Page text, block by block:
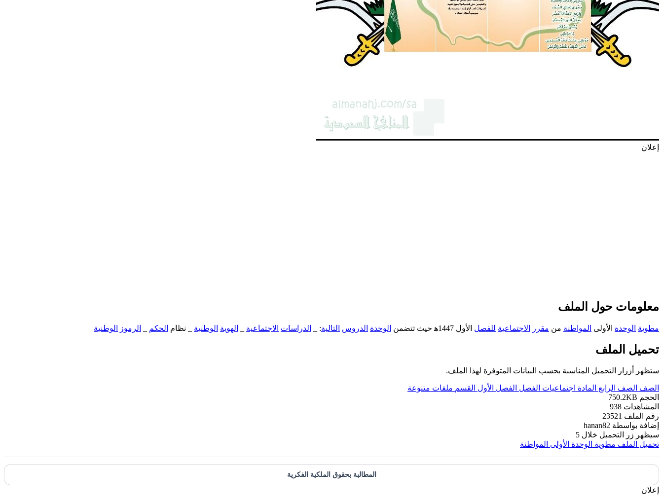
إعلان
معلومات حول الملف
مطوية الوحدة الأولى المواطنة من مقرر الاجتماعية للفصل الأول 1447ه‍ حيث تتضمن الوحدة الدروس التالية: _ الدراسات الاجتماعية الهوية الوطنية _ نظام الحكم الرموز الوطنية
تحميل الملف
ستظهر أزرار التحميل المناسبة بحسب البيانات المتوفرة لهذا الملف.
الصف الصف الرابع المادة اجتماعيات الفصل الفصل الأول القسم ملفات متنوعة
الحجم 750.2KB
المشاهدات 938
رقم الملف 23521
إضافة بواسطة hanan82
سيظهر زر التحميل خلال 5
تحميل الملف مطوية الوحدة الأولى المواطنة
المطالبة بحقوق الملكية الفكرية
إعلان